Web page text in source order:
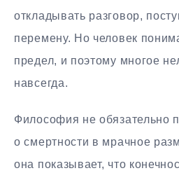
откладывать разговор,
перемену. Но человек
предел, и поэтому многое
навсегда.
Философия не обязательно
о смертности в мрачное
она показывает, что